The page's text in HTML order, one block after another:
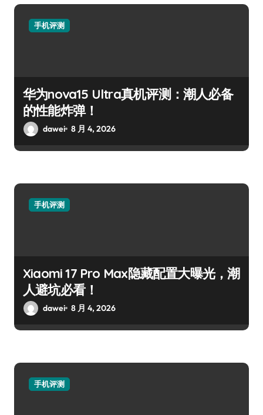
手机评测
华为nova15 Ultra真机评测：潮人必备
的性能炸弹！
dawei 8 月 4, 2026
手机评测
Xiaomi 17 Pro Max隐藏配置大曝光，潮
人避坑必看！
dawei 8 月 4, 2026
手机评测